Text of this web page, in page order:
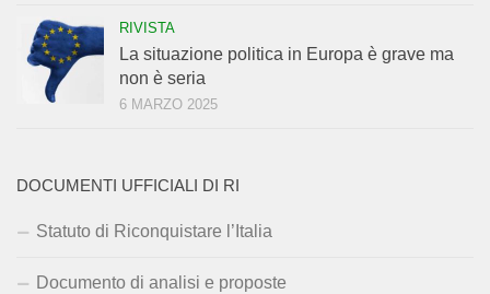
RIVISTA
La situazione politica in Europa è grave ma
non è seria
6 MARZO 2025
DOCUMENTI UFFICIALI DI RI
Statuto di Riconquistare l’Italia
Documento di analisi e proposte